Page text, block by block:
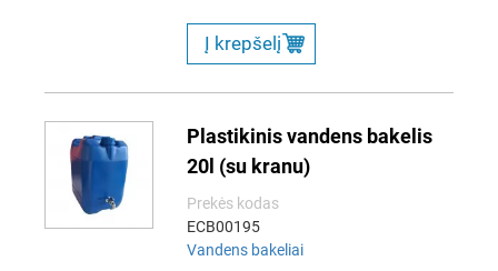
Į krepšelį
Plastikinis vandens bakelis
20l (su kranu)
Prekės kodas
ECB00195
Vandens bakeliai